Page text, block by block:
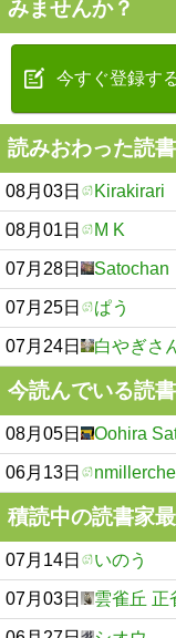
みませんか？
今すぐ登録す
読みおわった読
08月03日 Kirakirari
08月01日 M K
07月28日 Satochan
07月25日 ぱう
07月24日 白やぎさ
今読んでいる読
08月05日 Oohira
06月13日 nmillerche
積読中の読書家
07月14日 いのう
07月03日 雲雀丘 正